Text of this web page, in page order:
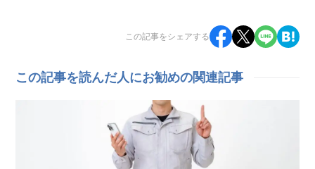
この記事をシェアする
この記事を読んだ人にお勧めの関連記事